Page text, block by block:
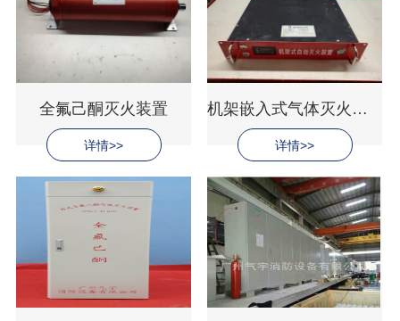
全氟己酮灭火装置
详情>>
机架嵌入式气体灭火装置
详情>>